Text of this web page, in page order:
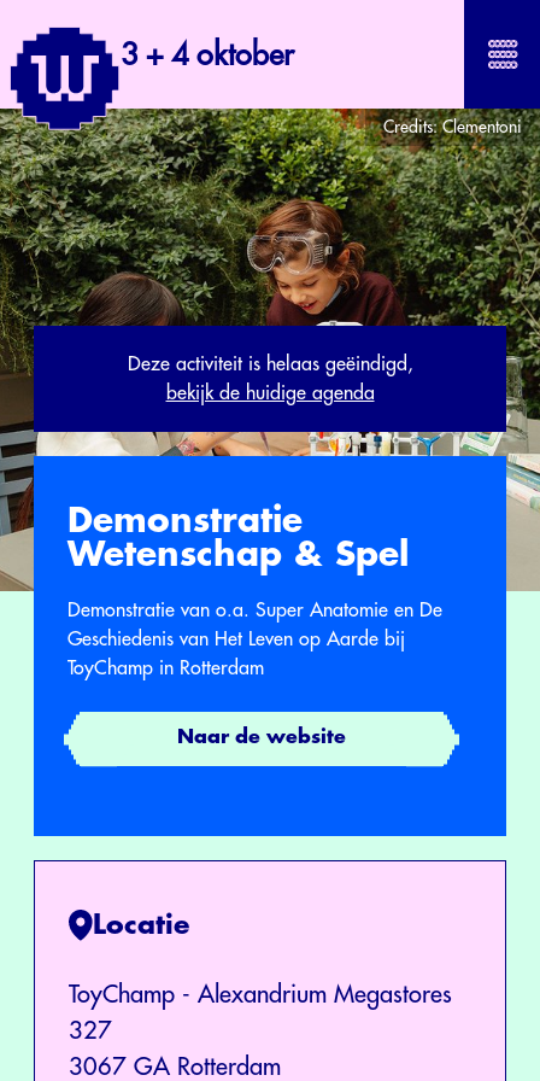
3 + 4 oktober
Credits:Clementoni
Deze activiteit is helaas geëindigd,
bekijk de huidige agenda
Demonstratie
Wetenschap & Spel
Demonstratie van o.a. Super Anatomie en De
Geschiedenis van Het Leven op Aarde bij
ToyChamp in Rotterdam
Naar de website
Locatie
ToyChamp - Alexandrium Megastores
327
3067 GA Rotterdam